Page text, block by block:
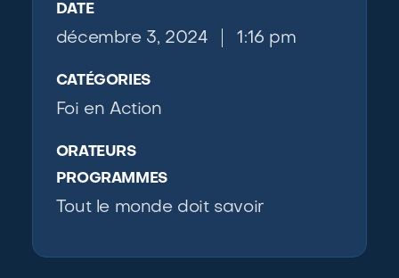
DATE
décembre 3, 2024 1:16 pm
CATÉGORIES
Foi en Action
ORATEURS
PROGRAMMES
Tout le monde doit savoir